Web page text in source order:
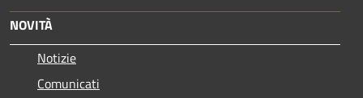
NOVITÀ
Notizie
Comunicati